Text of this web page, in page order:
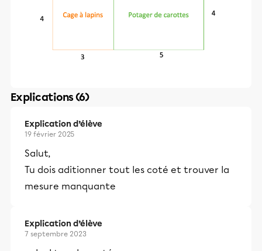
Explications (6)
Explication d’élève
19 février 2025
Salut,
Tu dois aditionner tout les coté et trouver la
mesure manquante
Explication d’élève
7 septembre 2023